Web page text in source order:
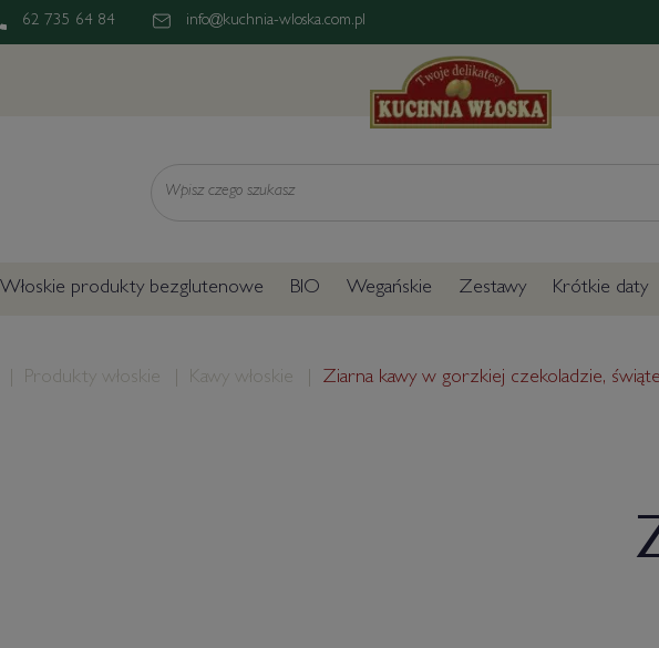
62 735 64 84 info@kuchnia-wloska.com.pl
Włoskie produkty bezglutenowe BIO Wegańskie Zestawy Krótkie daty
Produkty włoskie Kawy włoskie Ziarna kawy w gorzkiej czekoladzie,